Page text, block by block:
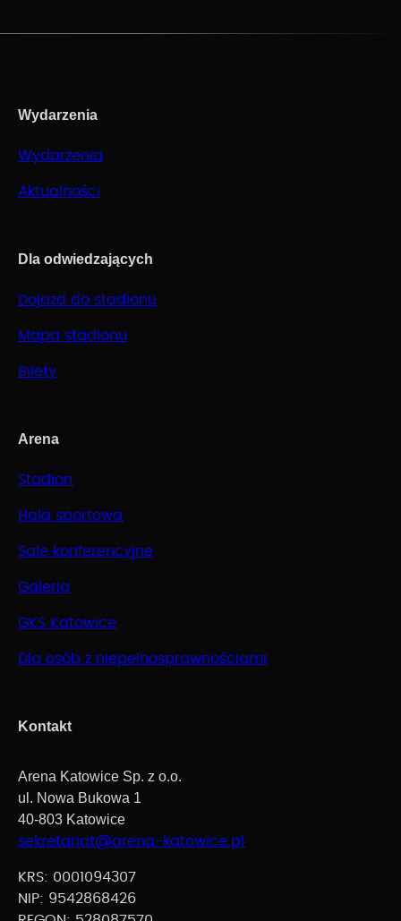
Wydarzenia
Wydarzenia
Aktualności
Dla odwiedzających
Dojazd do stadionu
Mapa stadionu
Bilety
Arena
Stadion
Hala sportowa
Sale konferencyjne
Galeria
GKS Katowice
Dla osób z niepełnosprawnościami
Kontakt
Arena Katowice Sp. z o.o.
ul. Nowa Bukowa 1
40-803 Katowice
sekretariat@arena-katowice.pl
KRS: 0001094307
NIP: 9542868426